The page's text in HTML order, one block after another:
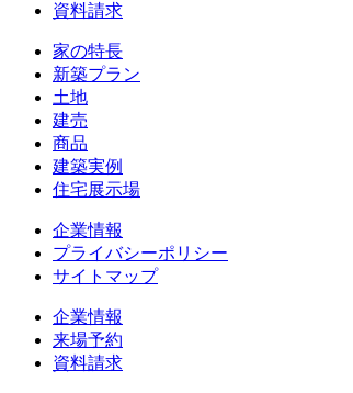
資料請求
家の特長
新築プラン
土地
建売
商品
建築実例
住宅展示場
企業情報
プライバシーポリシー
サイトマップ
企業情報
来場予約
資料請求